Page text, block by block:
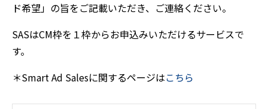
ド希望」の旨をご記載いただき、ご連絡ください。
SASはCM枠を１枠からお申込みいただけるサービスで
す。
＊Smart Ad Salesに関するページはこちら